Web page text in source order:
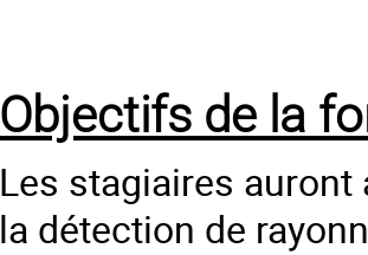
Objectifs de la
Les stagiaires
la détection de